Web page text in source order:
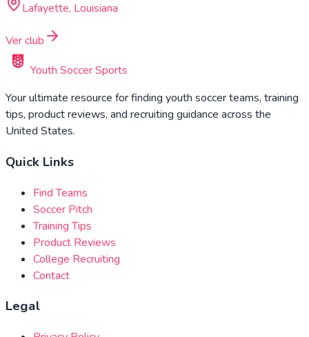
Lafayette, Louisiana
Ver club
Youth Soccer Sports
Your ultimate resource for finding youth soccer teams, training
tips, product reviews, and recruiting guidance across the
United States.
Quick Links
Find Teams
Soccer Pitch
Training Tips
Product Reviews
College Recruiting
Contact
Legal